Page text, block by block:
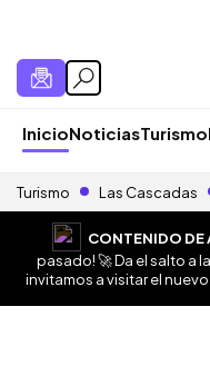
InicioNoticiasTurismo
Turismo Las Cascadas
CONTENIDO DE
pasado! 🚀 Da el salto a
invitamos a visitar el